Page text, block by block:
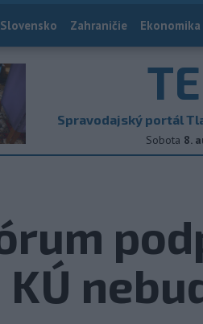
Slovensko Zahraničie Ekonomika
Spravodajský portál
Sobota 8.
KÚ